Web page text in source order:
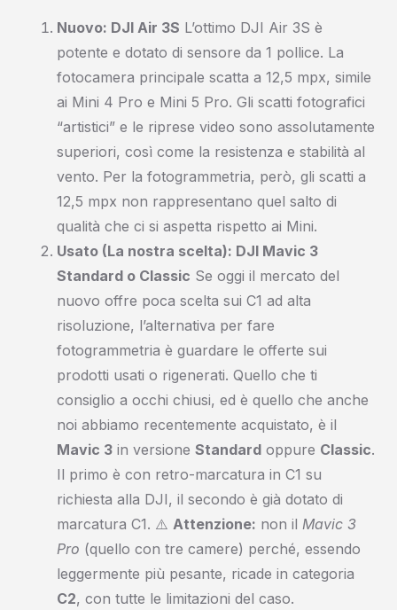
Nuovo: DJI Air 3S L’ottimo DJI Air 3S è
potente e dotato di sensore da 1 pollice. La
fotocamera principale scatta a 12,5 mpx, simile
ai Mini 4 Pro e Mini 5 Pro. Gli scatti fotografici
“artistici” e le riprese video sono assolutamente
superiori, così come la resistenza e stabilità al
vento. Per la fotogrammetria, però, gli scatti a
12,5 mpx non rappresentano quel salto di
qualità che ci si aspetta rispetto ai Mini.
Usato (La nostra scelta): DJI Mavic 3
Standard o Classic Se oggi il mercato del
nuovo offre poca scelta sui C1 ad alta
risoluzione, l’alternativa per fare
fotogrammetria è guardare le offerte sui
prodotti usati o rigenerati. Quello che ti
consiglio a occhi chiusi, ed è quello che anche
noi abbiamo recentemente acquistato, è il
Mavic 3 in versione Standard oppure Classic.
Il primo è con retro-marcatura in C1 su
richiesta alla DJI, il secondo è già dotato di
marcatura C1. ⚠️ Attenzione: non il Mavic 3
Pro (quello con tre camere) perché, essendo
leggermente più pesante, ricade in categoria
C2, con tutte le limitazioni del caso.